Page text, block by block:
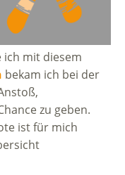
ich mit diesem
bekam ich bei der
zu geben.
ist für mich